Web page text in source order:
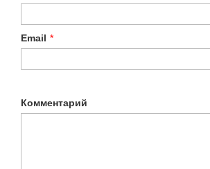
Email *
Комментарий